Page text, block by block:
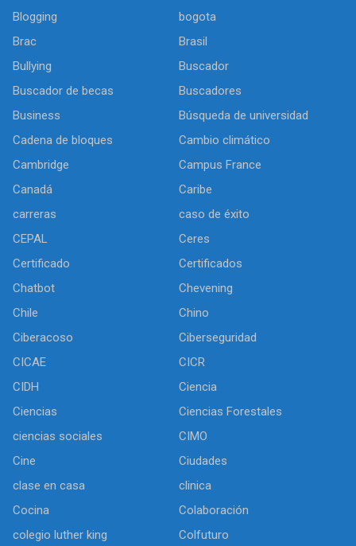
Blogging
bogota
Brac
Brasil
Bullying
Buscador
Buscador de becas
Buscadores
Business
Búsqueda de universidad
Cadena de bloques
Cambio climático
Cambridge
Campus France
Canadá
Caribe
carreras
caso de éxito
CEPAL
Ceres
Certificado
Certificados
Chatbot
Chevening
Chile
Chino
Ciberacoso
Ciberseguridad
CICAE
CICR
CIDH
Ciencia
Ciencias
Ciencias Forestales
ciencias sociales
CIMO
Cine
Ciudades
clase en casa
clinica
Cocina
Colaboración
colegio luther king
Colfuturo